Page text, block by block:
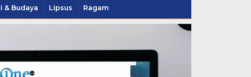
& Budaya Lipsus Ragam